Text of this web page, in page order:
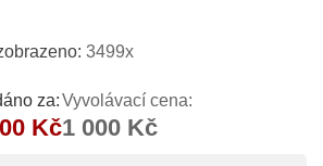
3499x
za:
Kč
Vyvolávací cena:
1 000 Kč